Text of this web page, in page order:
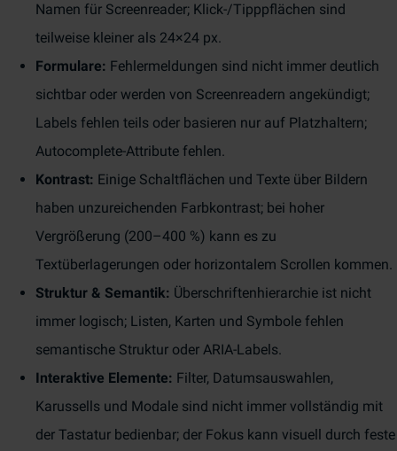
Namen für Screenreader; Klick-/Tipppflächen sind
teilweise kleiner als 24×24 px.
Formulare: Fehlermeldungen sind nicht immer deutlich
sichtbar oder werden von Screenreadern angekündigt;
Labels fehlen teils oder basieren nur auf Platzhaltern;
Autocomplete-Attribute fehlen.
Kontrast: Einige Schaltflächen und Texte über Bildern
haben unzureichenden Farbkontrast; bei hoher
Vergrößerung (200–400 %) kann es zu
Textüberlagerungen oder horizontalem Scrollen kommen.
Struktur & Semantik: Überschriftenhierarchie ist nicht
immer logisch; Listen, Karten und Symbole fehlen
semantische Struktur oder ARIA-Labels.
Interaktive Elemente: Filter, Datumsauswahlen,
Karussells und Modale sind nicht immer vollständig mit
der Tastatur bedienbar; der Fokus kann visuell durch feste